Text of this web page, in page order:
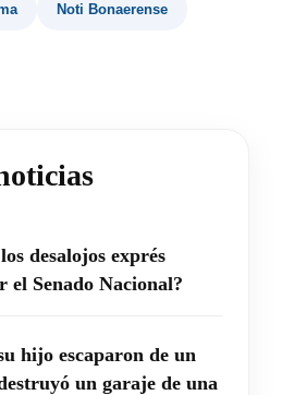
Noti Bonaerense
desalojos exprés
el Senado Nacional?
hijo escaparon de un
un garaje de una